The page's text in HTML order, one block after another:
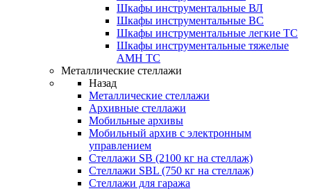
Шкафы инструментальные ВЛ
Шкафы инструментальные ВС
Шкафы инструментальные легкие ТС
Шкафы инструментальные тяжелые
AMH TC
Металлические стеллажи
Назад
Металлические стеллажи
Архивные стеллажи
Мобильные архивы
Мобильный архив с электронным
управлением
Стеллажи SB (2100 кг на стеллаж)
Стеллажи SBL (750 кг на стеллаж)
Стеллажи для гаража